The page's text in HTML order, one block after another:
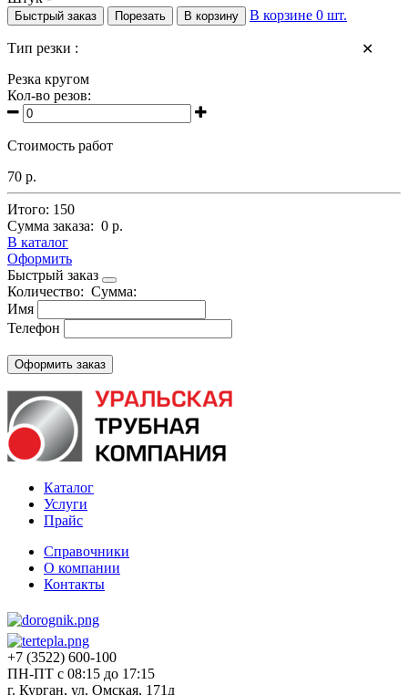
Быстрый заказ Порезать В корзину В корзине 0 шт.
✕
Тип резки :
Резка кругом
Кол-во резов:
Стоимость работ
70 р.
Итого: 150
Сумма заказа: 0 р.
В каталог
Оформить
Быстрый заказ
Количество: Сумма:
Имя
Телефон
Каталог
Услуги
Прайс
Справочники
О компании
Контакты
+7 (3522) 600-100
ПН-ПТ с 08:15 до 17:15
г. Курган, ул. Омская, 171д